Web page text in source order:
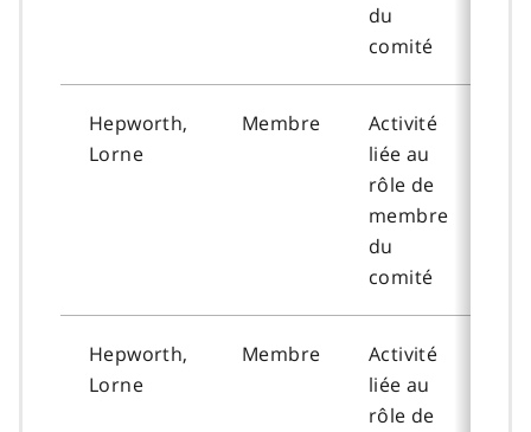
du
comité
Hepworth,
Lorne
Membre
Activité
liée au
rôle de
membre
du
comité
Hepworth,
Lorne
Membre
Activité
liée au
rôle de